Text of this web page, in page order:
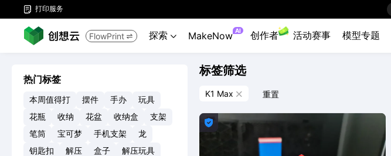
 打印服务
FlowPrint  探索  MakeNow AI 创作者 活动赛事 模型专题
热门标签
本周值得打 摆件 手办
玩具
花瓶
收纳 花盆 收纳盒
支架
笔筒
宝可梦 手机支架
龙
钥匙扣
解压 盒子
解压玩具
标签筛选
K1 Max  重置
